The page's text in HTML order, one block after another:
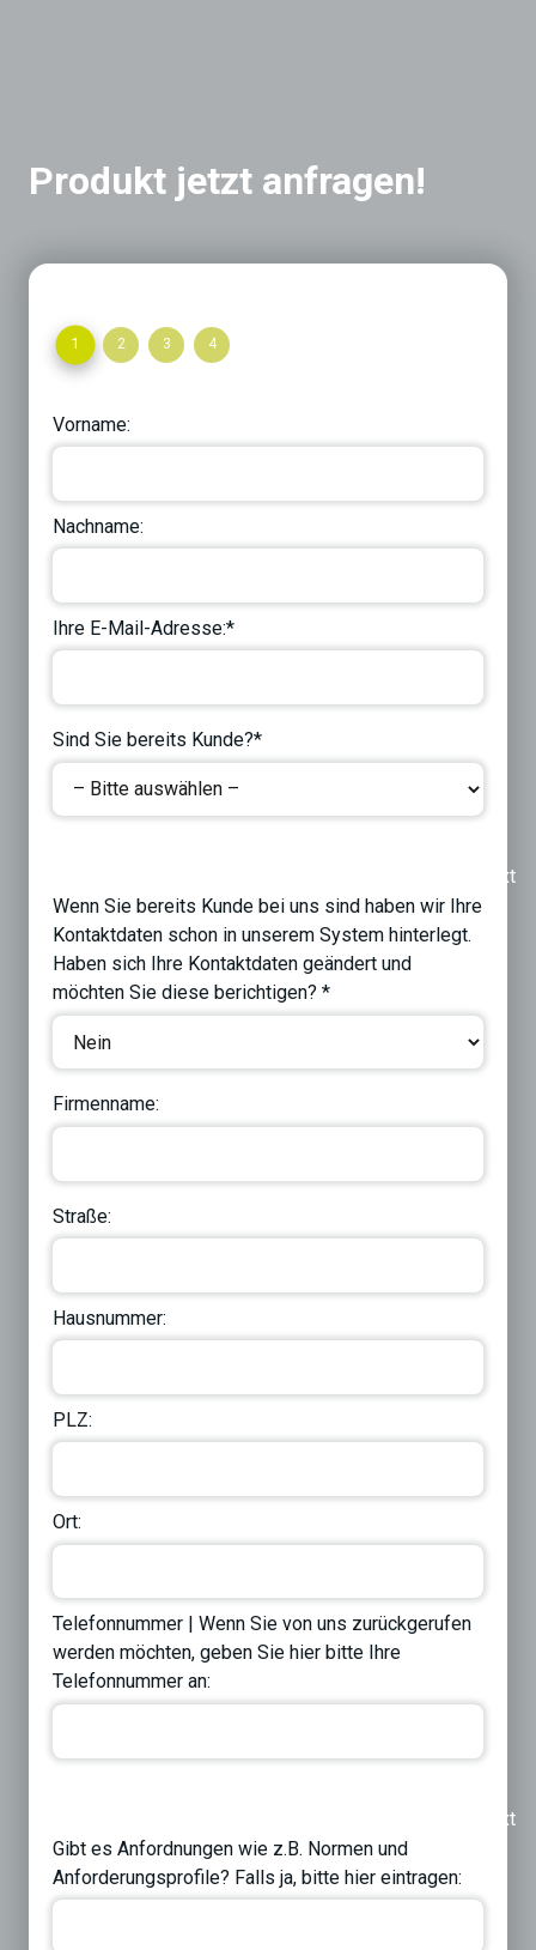
Produkt jetzt anfragen!
1 2 3 4
Vorname:
Nachname:
Ihre E-Mail-Adresse:*
Sind Sie bereits Kunde?*
Next
Wenn Sie bereits Kunde bei uns sind haben wir Ihre
Kontaktdaten schon in unserem System hinterlegt.
Haben sich Ihre Kontaktdaten geändert und
möchten Sie diese berichtigen? *
Firmenname:
Straße:
Hausnummer:
PLZ:
Ort:
Telefonnummer | Wenn Sie von uns zurückgerufen
werden möchten, geben Sie hier bitte Ihre
Telefonnummer an:
Next
Gibt es Anfordnungen wie z.B. Normen und
Anforderungsprofile? Falls ja, bitte hier eintragen: